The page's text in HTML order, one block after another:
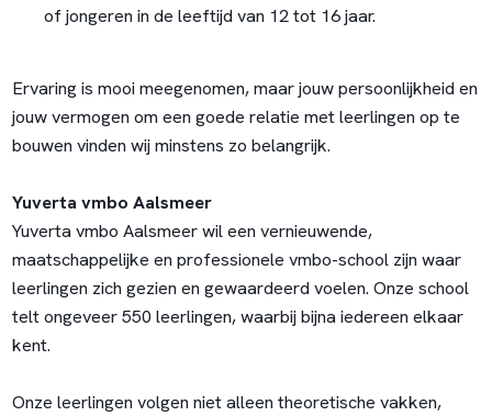
of jongeren in de leeftijd van 12 tot 16 jaar.
Ervaring is mooi meegenomen, maar jouw persoonlijkheid en
jouw vermogen om een goede relatie met leerlingen op te
bouwen vinden wij minstens zo belangrijk.
Yuverta vmbo Aalsmeer
Yuverta vmbo Aalsmeer wil een vernieuwende,
maatschappelijke en professionele vmbo-school zijn waar
leerlingen zich gezien en gewaardeerd voelen. Onze school
telt ongeveer 550 leerlingen, waarbij bijna iedereen elkaar
kent.
Onze leerlingen volgen niet alleen theoretische vakken,